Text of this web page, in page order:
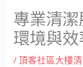
專業清
環境與效
/頂客社區大樓